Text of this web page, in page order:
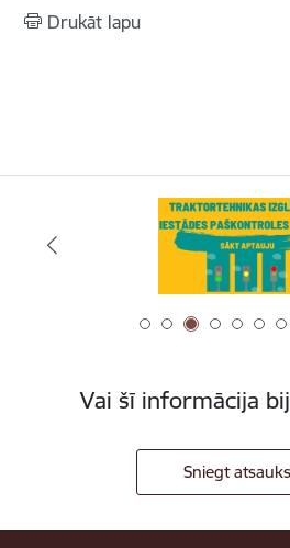
Drukāt lapu
Vai šī informācija
Sniegt